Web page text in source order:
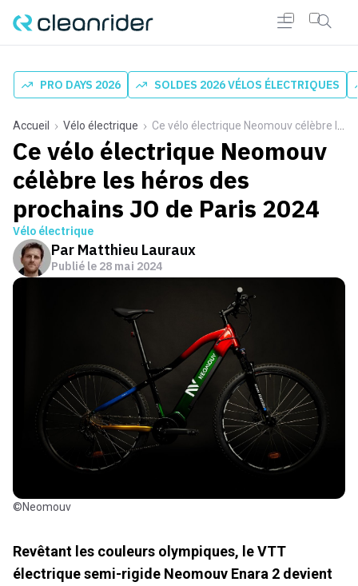
PRO DAYS 2026 SOLDES 2026 VÉLOS ÉLECTRIQUES
Accueil Vélo électrique Ce vélo électrique Neomouv célèbre les héros des prochains JO de Paris 2024
Ce vélo électrique Neomouv
célèbre les héros des
prochains JO de Paris 2024
Vélo électrique
Par Matthieu Lauraux
Publié le 28 mai 2024
©Neomouv
Revêtant les couleurs olympiques, le VTT
électrique semi-rigide Neomouv Enara 2 devient